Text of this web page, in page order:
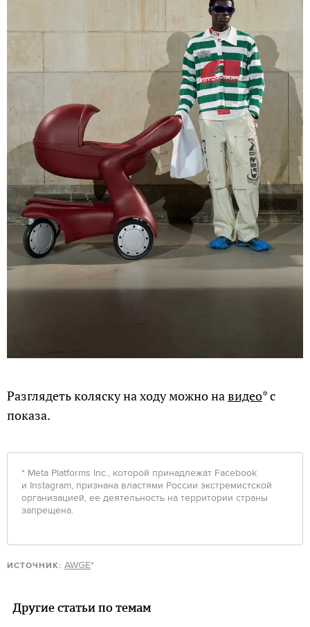
Разглядеть коляску на ходу можно навидео* с
показа.
* Meta Platforms Inc., которой принадлежат Facebook
и Instagram, признана властями России экстремистской
организацией, ее деятельность на территории страны
запрещена.
ИСТОЧНИК: AWGE*
Другие статьи по темам